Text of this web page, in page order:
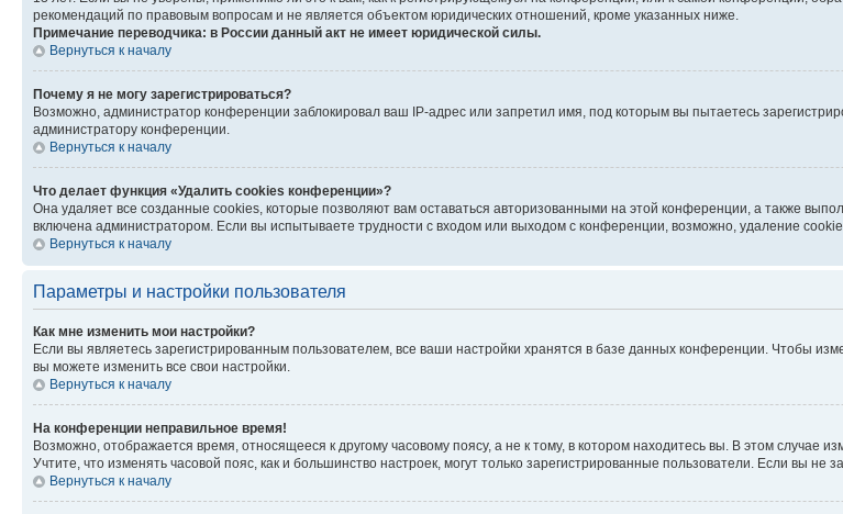
рекомендаций по правовым вопросам и не является объектом юридических отношений, кроме указанных ниже.
Примечание переводчика: в России данный акт не имеет юридической силы.
Вернуться к началу
Почему я не могу зарегистрироваться?
Возможно, администратор конференции заблокировал ваш IP-адрес или запретил имя, под которым вы пытаетесь
администратору конференции.
Вернуться к началу
Что делает функция «Удалить cookies конференции»?
Она удаляет все созданные cookies, которые позволяют вам оставаться авторизованными на этой конференции, а также
включена администратором. Если вы испытываете трудности с входом или выходом с конференции, возможно, удаление
Вернуться к началу
Параметры и настройки пользователя
Как мне изменить мои настройки?
Если вы являетесь зарегистрированным пользователем, все ваши настройки хранятся в базе данных конференции. Чтобы
вы можете изменить все свои настройки.
Вернуться к началу
На конференции неправильное время!
Возможно, отображается время, относящееся к другому часовому поясу, а не к тому, в котором находитесь вы. В этом случае
Учтите, что изменять часовой пояс, как и большинство настроек, могут только зарегистрированные пользователи. Если вы не
Вернуться к началу